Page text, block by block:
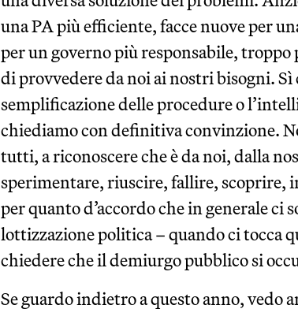
una PA più efficiente, facce nuove per
per un governo più responsabile,
di provvedere da noi ai nostri bisogni.
semplificazione delle procedure o
chiediamo con definitiva convinzione.
tutti, a riconoscere che è da noi, dalla
sperimentare, riuscire, fallire, scoprire,
per quanto d’accordo che in generale ci
lottizzazione politica – quando ci tocca
chiedere che il demiurgo pubblico si
Se guardo indietro a questo anno, vedo